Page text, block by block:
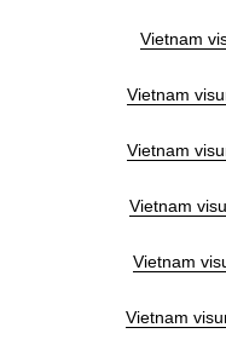
Vietnam
Vietnam
Vietnam
Vietnam
Vietnam
Vietnam